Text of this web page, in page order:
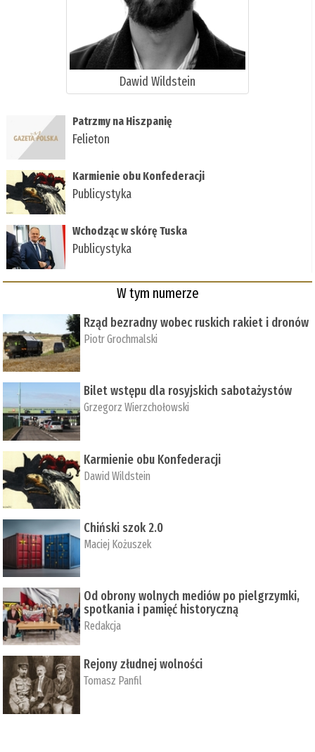
Dawid Wildstein
Patrzmy na Hiszpanię
Felieton
Karmienie obu Konfederacji
Publicystyka
Wchodząc w skórę Tuska
Publicystyka
W tym numerze
Rząd bezradny wobec ruskich rakiet i dronów
Piotr Grochmalski
Bilet wstępu dla rosyjskich sabotażystów
Grzegorz Wierzchołowski
Karmienie obu Konfederacji
Dawid Wildstein
Chiński szok 2.0
Maciej Kożuszek
Od obrony wolnych mediów po pielgrzymki,
spotkania i pamięć historyczną
Redakcja
Rejony złudnej wolności
Tomasz Panfil